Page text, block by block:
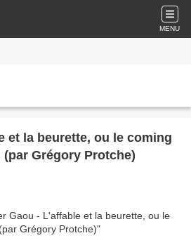
MENU
et la beurette, ou le coming
Grégory Protche)